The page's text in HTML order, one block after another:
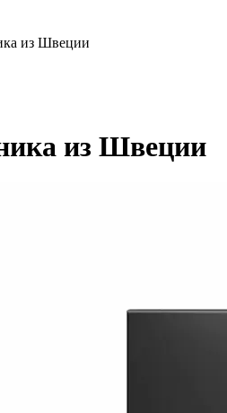
из Швеции
из Швеции